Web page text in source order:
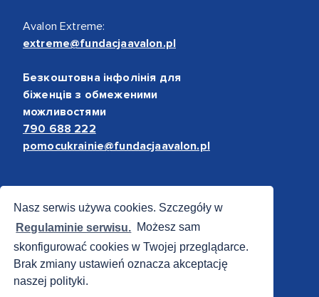
Nasz serwis używa cookies. Szczegóły w
Regulaminie serwisu. Możesz sam
skonfigurować cookies w Twojej przeglądarce.
Brak zmiany ustawień oznacza akceptację
naszej polityki.
Avalon Extreme:
extreme@fundacjaavalon.pl
Безкоштовна інфолінія для
біженців з обмеженими
можливостями
790 688 222
pomocukrainie@fundacjaavalon.pl
Bezpieczne płatności